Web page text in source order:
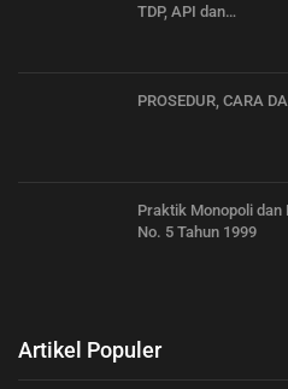
TDP, API dan…
PROSEDUR, CARA
Praktik Monopoli dan
No. 5 Tahun 1999
Artikel Populer